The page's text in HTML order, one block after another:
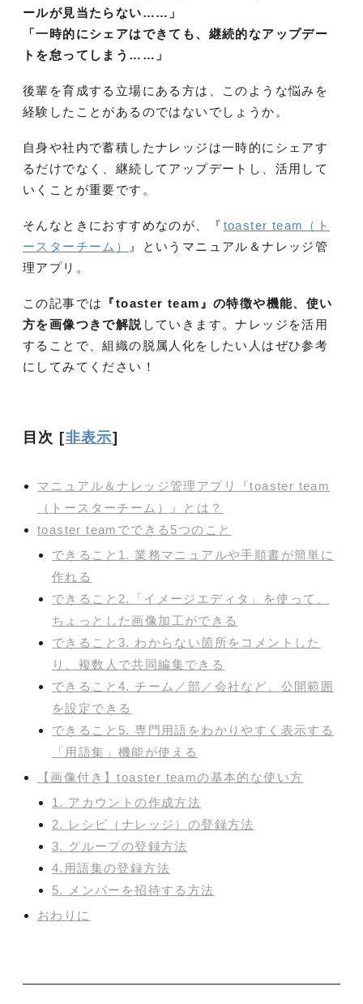
ールが見当たらない……」
「一時的にシェアはできても、継続的なアップデー
トを怠ってしまう……」
後輩を育成する立場にある方は、このような悩みを
経験したことがあるのではないでしょうか。
自身や社内で蓄積したナレッジは一時的にシェアす
るだけでなく、継続してアップデートし、活用して
いくことが重要です。
そんなときにおすすめなのが、『 toaster team（ト
ースターチーム）
』というマニュアル＆ナレッジ管
理アプリ。
この記事では
『toaster team』の特徴や機能、使い
方を画像つきで解説 していきます。ナレッジを活用
することで、組織の脱属人化をしたい人はぜひ参考
にしてみてください！
目次 [非表示]
マニュアル＆ナレッジ管理アプリ『toaster team
（トースターチーム）』とは？
toaster teamでできる5つのこと
できること1. 業務マニュアルや手順書が簡単に
作れる
できること2.「イメージエディタ」を使って、
ちょっとした画像加工ができる
できること3. わからない箇所をコメントした
り、複数人で共同編集できる
できること4. チーム／部／会社など、公開範囲
を設定できる
できること5. 専門用語をわかりやすく表示する
「用語集」機能が使える
【画像付き】toaster teamの基本的な使い方
1. アカウントの作成方法
2. レシピ（ナレッジ）の登録方法
3. グループの登録方法
4.用語集の登録方法
5. メンバーを招待する方法
おわりに